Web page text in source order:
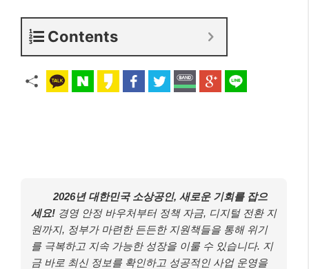
Contents
2026년 대한민국 소상공인, 새로운 기회를 잡으
세요! 경영 안정 바우처부터 정책 자금, 디지털 전환 지
원까지, 정부가 마련한 든든한 지원책들을 통해 위기
를 극복하고 지속 가능한 성장을 이룰 수 있습니다. 지
금 바로 최신 정보를 확인하고 성공적인 사업 운영을